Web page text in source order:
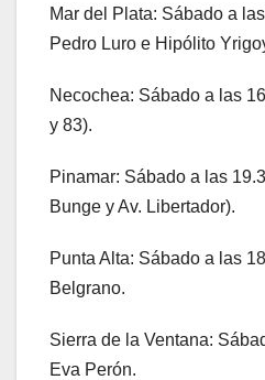
Mar del Plata: Sábado a
Pedro Luro e Hipólito
Necochea: Sábado a las
y 83).
Pinamar: Sábado a las
Bunge y Av. Libertador).
Punta Alta: Sábado a las
Belgrano.
Sierra de la Ventana:
Eva Perón.